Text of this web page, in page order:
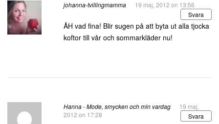
johanna-tvillingmamma
19 maj, 2012 on 13:56
Svara
ÅH vad fina! Blir sugen på att byta ut alla tjocka
koftor till vår och sommarkläder nu!
Hanna - Mode, smycken och min vardag
19 maj,
2012 on 17:28
Svara